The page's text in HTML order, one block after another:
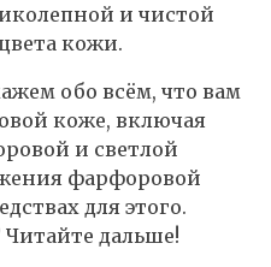
и чистой
кожи.
обо всём, что вам
коже, включая
и светлой
фарфоровой
для этого.
Читайте дальше!